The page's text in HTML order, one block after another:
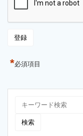
*必須項目